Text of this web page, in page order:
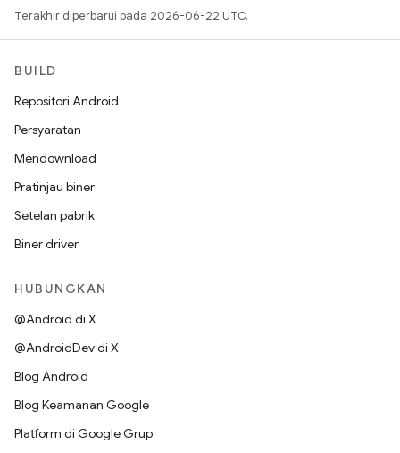
Terakhir diperbarui pada 2026-06-22 UTC.
BUILD
Repositori Android
Persyaratan
Mendownload
Pratinjau biner
Setelan pabrik
Biner driver
HUBUNGKAN
@Android di X
@AndroidDev di X
Blog Android
Blog Keamanan Google
Platform di Google Grup